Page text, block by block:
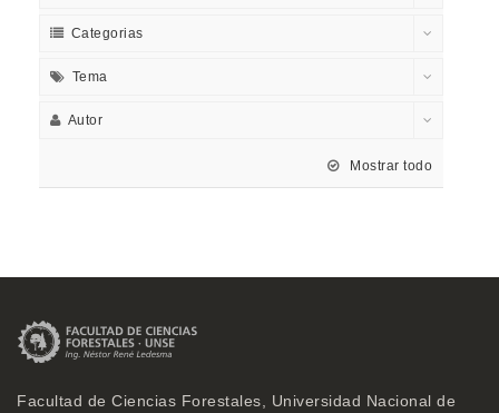
Categorias
Tema
Autor
Mostrar todo
Facultad de Ciencias Forestales, Universidad Nacional de